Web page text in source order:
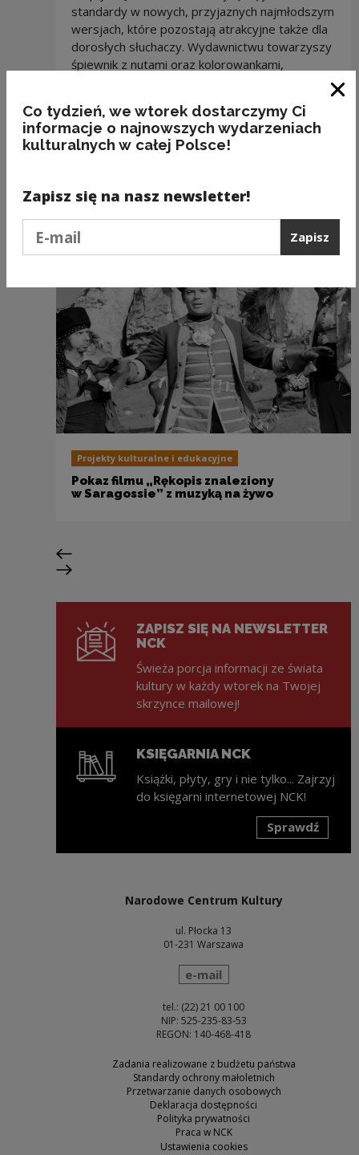
standardy w nowych, przyjaznych najmłodszym
wersjach, które pozostają atrakcyjne także dla
dorosłych słuchaczy. Wydawnictwu towarzyszy
śpiewnik z nutami oraz kolorowankami,
i w domach.
Zobacz również
Projekty kulturalne i edukacyjne
Pokaz filmu „Rękopis znaleziony
w Saragossie” z muzyką na żywo
Poprzedni slajd
Następny slajd
ZAPISZ SIĘ NA NEWSLETTER
NCK
Świeża porcja informacji ze świata
kultury w każdy wtorek na Twojej
skrzynce mailowej!
KSIĘGARNIA NCK
Książki, płyty, gry i nie tylko... Zajrzyj
do księgarni internetowej NCK!
Sprawdź
Narodowe Centrum Kultury
ul. Płocka 13
01-231 Warszawa
wyślij wiadomość
e-mail
tel.: (22) 21 00 100
NIP: 525-235-83-53
REGON: 140-468-418
Zadania realizowane z budżetu państwa
Standardy ochrony małoletnich
Przetwarzanie danych osobowych
Deklaracja dostępności
Polityka prywatności
Praca w NCK
Ustawienia cookies
Co tydzień, we wtorek dostarczymy Ci
informacje o najnowszych wydarzeniach
kulturalnych w całej Polsce!
Zapisz się na nasz newsletter!
Zapisz